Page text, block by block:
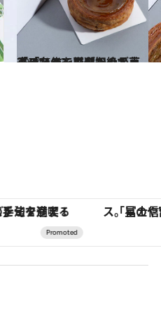
2024.5.23
フランスで再ブーム！ 「プリン」に似た絶品菓子「フラン」を知ってる？スイーツなかのが東京の名作を厳選！
グルメ
「星のや富士」でデジタルデトックス。冨士信仰の歴史を辿り、心身を調える。